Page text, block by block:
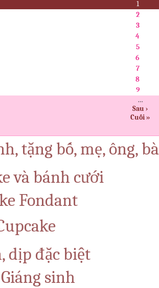
1
2
3
4
5
6
7
8
9
…
Sau ›
Cuối »
tặng bố, mẹ, ông,
và bánh cưới
Fondant
dịp đặc biệt
sinh